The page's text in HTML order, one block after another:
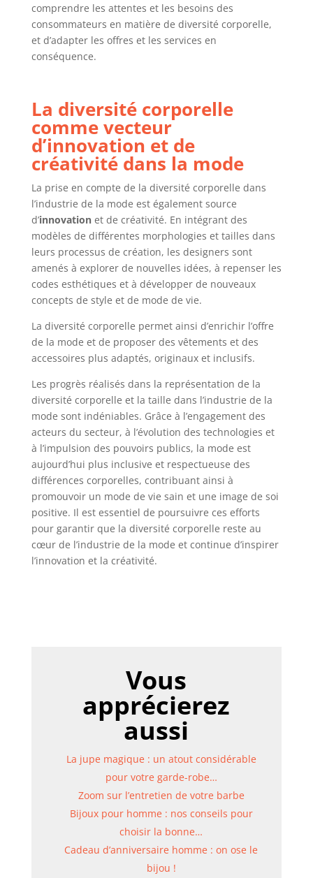
comprendre les attentes et les besoins des
consommateurs en matière de diversité corporelle,
et d’adapter les offres et les services en
conséquence.
La diversité corporelle
comme vecteur
d’innovation et de
créativité dans la mode
La prise en compte de la diversité corporelle dans
l’industrie de la mode est également source
d’innovationet de créativité. En intégrant des
modèles de différentes morphologies et tailles dans
leurs processus de création, les designers sont
amenés à explorer de nouvelles idées, à repenser les
codes esthétiques et à développer de nouveaux
concepts de style et de mode de vie.
La diversité corporelle permet ainsi d’enrichir l’offre
de la mode et de proposer des vêtements et des
accessoires plus adaptés, originaux et inclusifs.
Les progrès réalisés dans la représentation de la
diversité corporelle et la taille dans l’industrie de la
mode sont indéniables. Grâce à l’engagement des
acteurs du secteur, à l’évolution des technologies et
à l’impulsion des pouvoirs publics, la mode est
aujourd’hui plus inclusive et respectueuse des
différences corporelles, contribuant ainsi à
promouvoir un mode de vie sain et une image de soi
positive. Il est essentiel de poursuivre ces efforts
pour garantir que la diversité corporelle reste au
cœur de l’industrie de la mode et continue d’inspirer
l’innovation et la créativité.
Vous
apprécierez
aussi
La jupe magique : un atout considérable
pour votre garde-robe…
Zoom sur l’entretien de votre barbe
Bijoux pour homme : nos conseils pour
choisir la bonne…
Cadeau d’anniversaire homme : on ose le
bijou !